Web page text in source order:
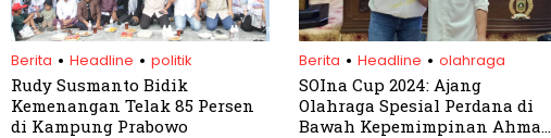
Berita . Headline . politik
Rudy Susmanto Bidik
Kemenangan Telak 85 Persen
di Kampung Prabowo
Berita . Headline . olahraga
SOIna Cup 2024: Ajang
Olahraga Spesial Perdana di
Bawah Kepemimpinan Ahmad